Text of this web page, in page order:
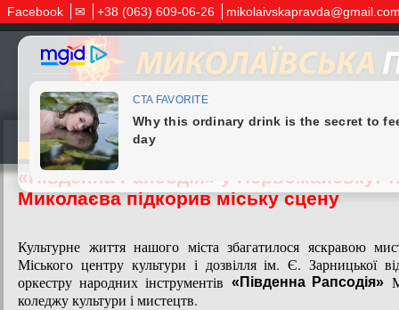
Facebook ✉ +38 (063) 609-06-26
30.05.2026
«Південна Рапсодія» у Первомайську:
Миколаєва підкорив міську сцену
Культурне життя нашого міста збагатилося яскравою
Міського центру культури і дозвілля ім. Є. Зарницької
оркестру народних інструментів «Південна Рапсодія»
коледжу культури і мистецтв.